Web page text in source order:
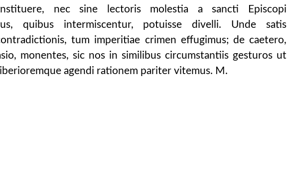
nec sine lectoris molestia a sancti Episcopi
quibus intermiscentur, potuisse divelli. Unde satis
tum imperitiae crimen effugimus; de caetero,
monentes, sic nos in similibus circumstantiis gesturos ut
agendi rationem pariter vitemus. M.